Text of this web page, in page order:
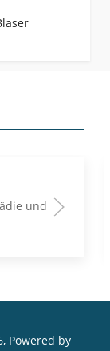
Powered by